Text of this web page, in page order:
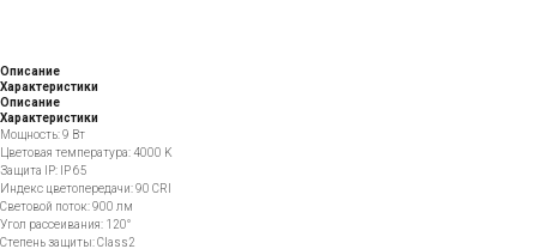
Описание
Характеристики
Описание
Характеристики
Мощность: 9 Вт
Цветовая температура: 4000 K
Защита IP: IP 65
Индекс цветопередачи: 90 CRI
Световой поток: 900 лм
Угол рассеивания: 120°
Степень защиты: Class2